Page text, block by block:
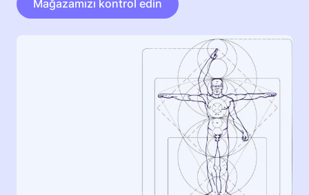
Mağazamızı kontrol edin